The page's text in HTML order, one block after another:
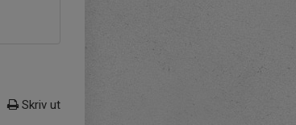
Skriv ut